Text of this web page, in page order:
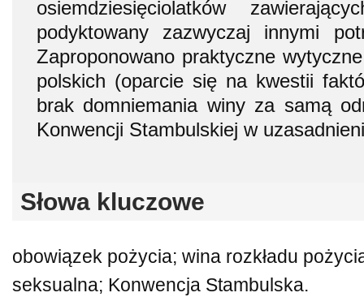
osiemdziesięciolatków
podyktowany zazwyczaj innymi
Zaproponowano praktyczne
polskich (oparcie się na kwestii
brak domniemania winy za samą
Konwencji Stambulskiej w
Słowa kluczowe
obowiązek pożycia; wina rozkładu
seksualna; Konwencja Stambulska.